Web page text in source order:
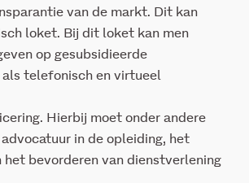
van de markt. Dit kan
loket. Bij dit loket kan men
op gesubsidieerde
telefonisch en virtueel
Hierbij moet onder andere
in de opleiding, het
bevorderen van dienstverlening